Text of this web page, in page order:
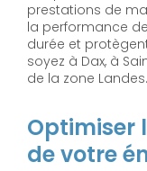
prestations de
la performance
durée et
soyez à Dax, à
de la zone Landes.
Optimiser
de votre